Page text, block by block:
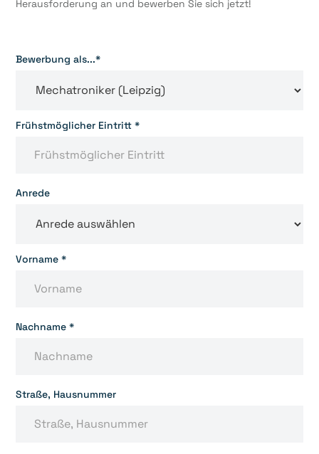
Herausforderung an und bewerben Sie sich jetzt!
Bewerbung als...*
Frühstmöglicher Eintritt *
Anrede
Vorname *
Nachname *
Straße, Hausnummer